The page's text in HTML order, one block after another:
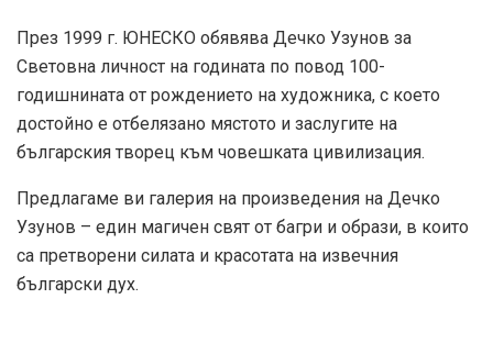
През 1999 г. ЮНЕСКО обявява Дечко Узунов за
Световна личност на годината по повод 100-
годишнината от рождението на художника, с което
достойно е отбелязано мястото и заслугите на
българския творец към човешката цивилизация.
Предлагаме ви галерия на произведения на Дечко
Узунов – един магичен свят от багри и образи, в които
са претворени силата и красотата на извечния
български дух.